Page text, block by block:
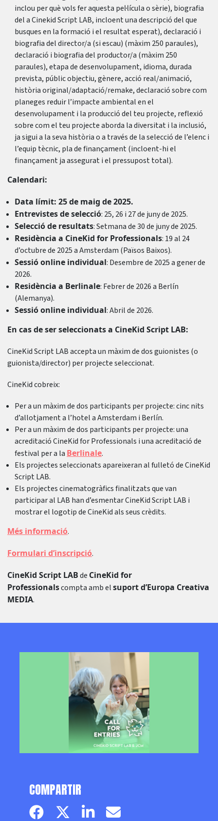
inclou per què vols fer aquesta pel·lícula o sèrie), biografia
del a Cinekid Script LAB, incloent una descripció del que
busques en la formació i el resultat esperat), declaració i
biografia del director/a (si escau) (màxim 250 paraules),
declaració i biografia del productor/a (màxim 250
paraules), etapa de desenvolupament, idioma, durada
prevista, públic objectiu, gènere, acció real/animació,
història original/adaptació/remake, declaració sobre com
planeges reduir l’impacte ambiental en el
desenvolupament i la producció del teu projecte, reflexió
sobre com el teu projecte aborda la diversitat i la inclusió,
ja sigui a la seva història o a través de la selecció de l’elenc i
l’equip tècnic, pla de finançament (incloent-hi el
finançament ja assegurat i el pressupost total).
Calendari:
Data límit: 25 de maig de 2025.
Entrevistes de selecció: 25, 26 i 27 de juny de 2025.
Selecció de resultats: Setmana de 30 de juny de 2025.
Residència a CineKid for Professionals: 19 al 24
d’octubre de 2025 a Amsterdam (Països Baixos).
Sessió online individual: Desembre de 2025 a gener de
2026.
Residència a Berlinale: Febrer de 2026 a Berlín
(Alemanya).
Sessió online individual: Abril de 2026.
En cas de ser seleccionats a CineKid Script LAB:
CineKid Script LAB accepta un màxim de dos guionistes (o
guionista/director) per projecte seleccionat.
CineKid cobreix:
Per a un màxim de dos participants per projecte: cinc nits
d’allotjament a l’hotel a Amsterdam i Berlín.
Per a un màxim de dos participants per projecte: una
acreditació CineKid for Professionals i una acreditació de
festival per a la Berlinale.
Els projectes seleccionats apareixeran al fulletó de CineKid
Script LAB.
Els projectes cinematogràfics finalitzats que van
participar al LAB han d’esmentar CineKid Script LAB i
mostrar el logotip de CineKid als seus crèdits.
Més informació.
Formulari d’inscripció.
CineKid Script LABde CineKid for
Professionalscompta amb elsuport d’Europa Creativa
MEDIA.
COMPARTIR
Facebook pageTwitter page
LinkedinEmail